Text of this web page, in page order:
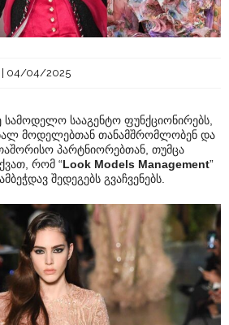
04/04/2025
სააგენტო ფუნქციონირებს,
მოდელებთან თანამშრომლობენ და
პარტნიორებთან, თუმცა
რომ “Look Models Management”
შედეგებს გვაჩვენებს.